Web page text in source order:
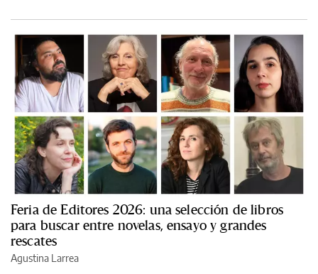
Feria de Editores 2026: una selección de libros
para buscar entre novelas, ensayo y grandes
rescates
Agustina Larrea